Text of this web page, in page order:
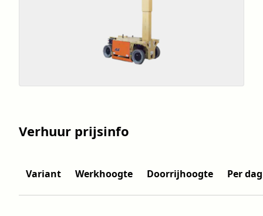
Verhuur prijsinfo
Variant Werkhoogte Doorrijhoogte Per dag